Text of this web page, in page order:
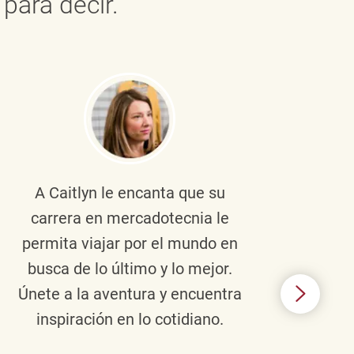
A Caitlyn le encanta que su
carrera en mercadotecnia le
permita viajar por el mundo en
busca de lo último y lo mejor.
Únete a la aventura y encuentra
inspiración en lo cotidiano.